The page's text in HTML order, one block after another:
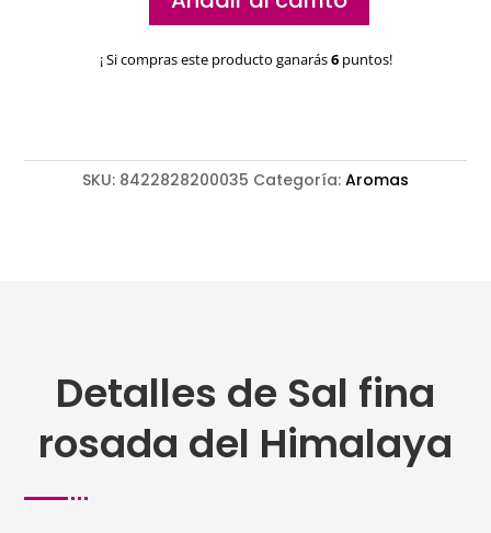
rosada
¡ Si compras este producto ganarás6puntos!
SKU: 8422828200035 Categoría: Aromas
Detalles de Sal fina
rosada del Himalaya